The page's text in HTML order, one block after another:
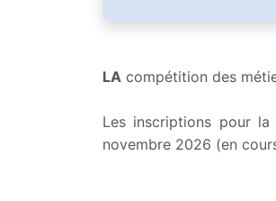
LA compétition des
Les inscriptions pour
novembre 2026 (en